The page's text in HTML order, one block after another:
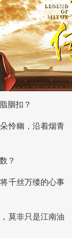
胭扣？
怜幽，沿着烟青
？
千丝万缕的心事
莫非只是江南油